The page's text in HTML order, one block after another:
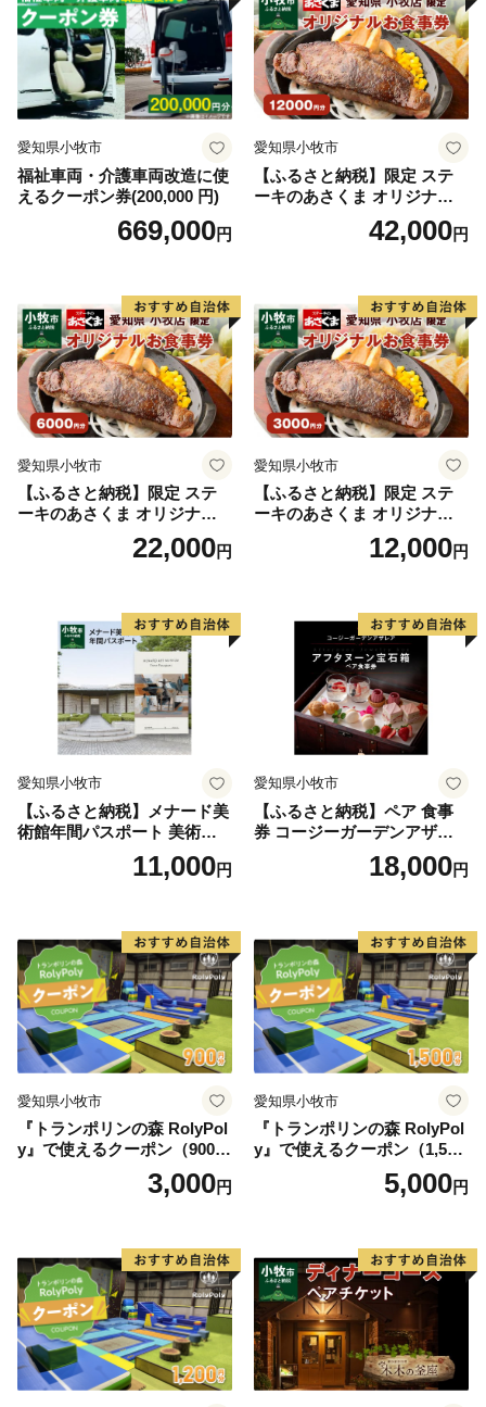
■ 灘の酒
■ 神戸ワイン
■ スイーツ
■ 有馬温泉（宿泊優待券）
どれを選んでも神戸の良さを味わい・体感することがで
きます。
ぜひ、ふるさと納税を通じて、神戸の魅力をお楽しみく
愛知県小牧市
福祉車両・介護車両改造に使
えるクーポン券(200,000 円)
669,000円
愛知県小牧市
【ふるさと納税】限定 ステ
ーキのあさくま オリジナル
お食事券 12000円 お好きなメ
ニュー 好きなだけ コーンス
県 小牧店 小牧市 チケット 送
料無料
42,000円
愛知県小牧市
【ふるさと納税】限定 ステ
ーキのあさくま オリジナル
お食事券 6000円 お好きなメ
ニュー 好きなだけ コーンス
県 小牧店 小牧市 チケット 送
料無料
22,000円
愛知県小牧市
【ふるさと納税】限定 ステ
ーキのあさくま オリジナル
お食事券 3000円 お好きなメ
ニュー 好きなだけ コーンス
県 小牧店 小牧市 チケット 送
12,000円
愛知県小牧市
【ふるさと納税】メナード美
術館年間パスポート 美術館
11,000円
愛知県小牧市
【ふるさと納税】ペア 食事
券 コージーガーデンアザレ
ア アフタヌーン宝石箱 ホテ
ル特製 デザート 6種類 サン
ティー チケット 券 2名様分
お祝 誕生日 記念日 名鉄小牧
ホテル 愛知県 小牧市 送料無
料
18,000円
愛知県小牧市
『トランポリンの森 RolyPol
y』で使えるクーポン（900
3,000円
愛知県小牧市
『トランポリンの森 RolyPol
y』で使えるクーポン（1,500
5,000円